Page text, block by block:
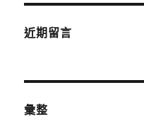
近期留言
彙整